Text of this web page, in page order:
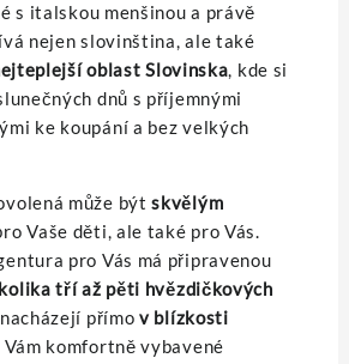
s italskou menšinou a právě
nejen slovinština, ale také
oblast Slovinska, kde si
dnů s příjemnými
ke koupání a bez velkých
může býtskvělým
Vaše děti, ale také pro Vás.
pro Vás má připravenou
tří až pěti hvězdičkových
přímov blízkosti
komfortně vybavené